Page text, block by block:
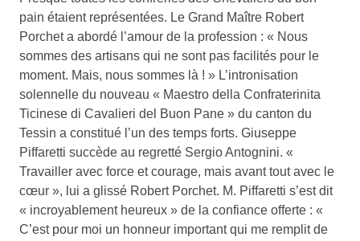
pain étaient représentées. Le Grand Maître Robert
Porchet a abordé l’amour de la profession : « Nous
sommes des artisans qui ne sont pas facilités pour le
moment. Mais, nous sommes là ! » L’intronisation
solennelle du nouveau « Maestro della Confraterinita
Ticinese di Cavalieri del Buon Pane » du canton du
Tessin a constitué l’un des temps forts. Giuseppe
Piffaretti succède au regretté Sergio Antognini. «
Travailler avec force et courage, mais avant tout avec le
cœur », lui a glissé Robert Porchet. M. Piffaretti s’est dit
« incroyablement heureux » de la confiance offerte : «
C’est pour moi un honneur important qui me remplit de